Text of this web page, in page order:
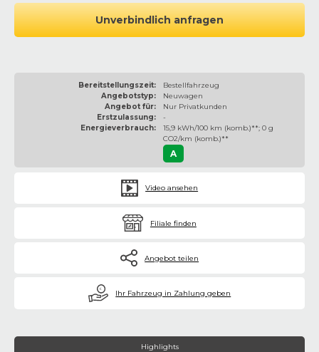
Unverbindlich anfragen
Bereitstellungszeit:
Bestellfahrzeug
Angebotstyp:
Neuwagen
Angebot für:
Nur Privatkunden
Erstzulassung:
-
Energieverbrauch:
15,9 kWh/100 km (komb.)**; 0 g
CO2/km (komb.)**
A
Video ansehen
Filiale finden
Angebot teilen
€ Ihr Fahrzeug in Zahlung geben
Highlights